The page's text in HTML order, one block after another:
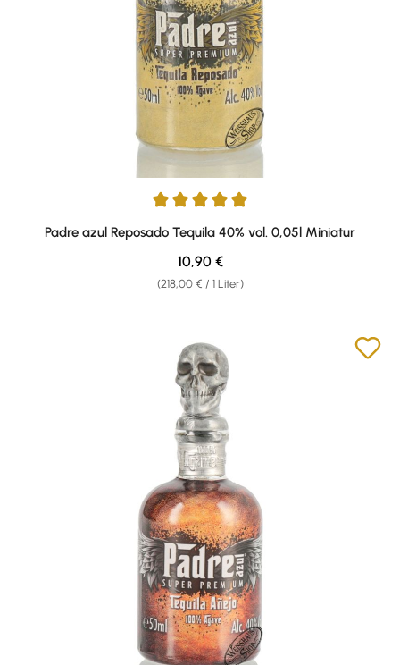
Durchschnittliche Bewertung von 5 von 5 Sternen
Padre azul Reposado Tequila 40% vol. 0,05l Miniatur
(218,00 € / 1 Liter)
Regulärer Preis:
10,90 €